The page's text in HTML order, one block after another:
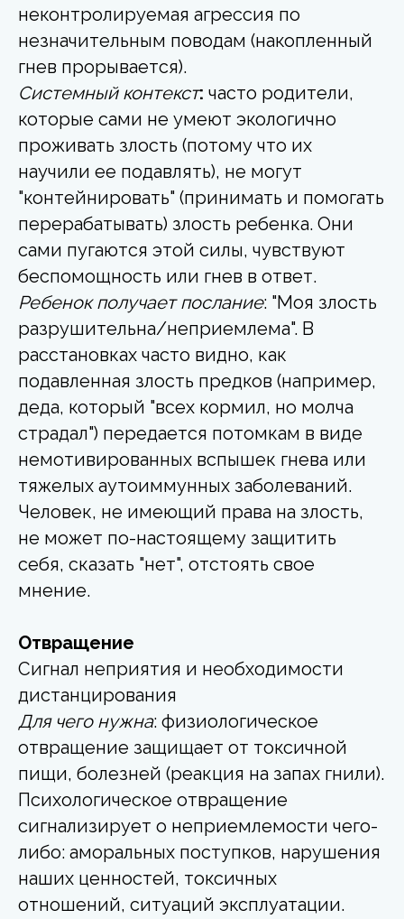
неконтролируемая агрессия по
незначительным поводам (накопленный
гнев прорывается).
Системный контекст: часто родители,
которые сами не умеют экологично
проживать злость (потому что их
научили ее подавлять), не могут
"контейнировать" (принимать и помогать
перерабатывать) злость ребенка. Они
сами пугаются этой силы, чувствуют
беспомощность или гнев в ответ.
Ребенок получает послание: "Моя злость
разрушительна/неприемлема". В
расстановках часто видно, как
подавленная злость предков (например,
деда, который "всех кормил, но молча
страдал") передается потомкам в виде
немотивированных вспышек гнева или
тяжелых аутоиммунных заболеваний.
Человек, не имеющий права на злость,
не может по-настоящему защитить
себя, сказать "нет", отстоять свое
мнение.
Отвращение
Сигнал неприятия и необходимости
дистанцирования
Для чего нужна: физиологическое
отвращение защищает от токсичной
пищи, болезней (реакция на запах гнили).
Психологическое отвращение
сигнализирует о неприемлемости чего-
либо: аморальных поступков, нарушения
наших ценностей, токсичных
отношений, ситуаций эксплуатации.